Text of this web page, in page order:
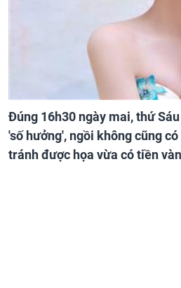
Đúng 16h30 ngày mai, thứ
'số hưởng', ngồi không cũng
tránh được họa vừa có tiền